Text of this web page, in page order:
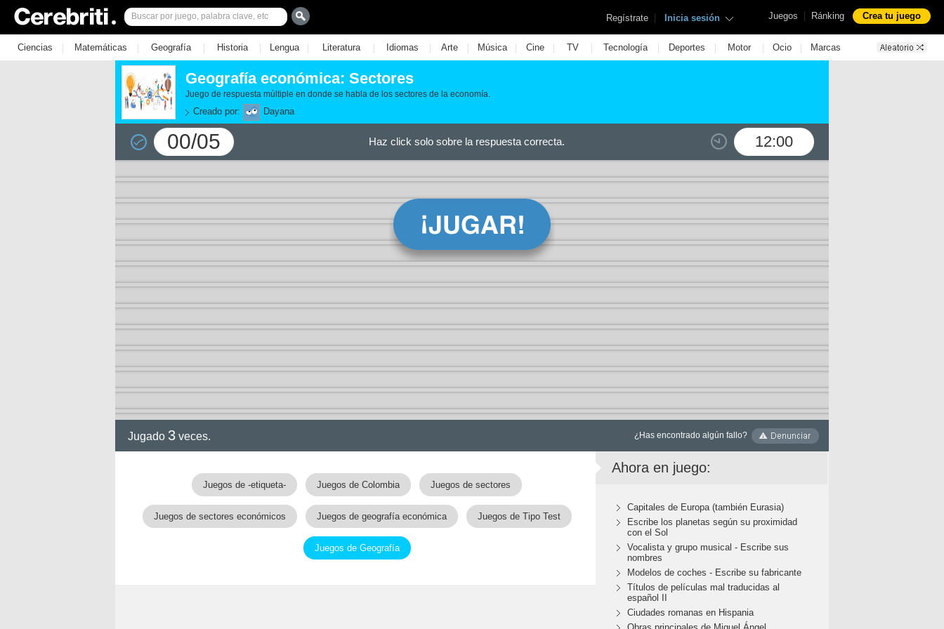
Juegos | Ránking Crea tu juego
Regístrate | Inicia sesión
Ciencias | Matemáticas | Geografía | Historia | Lengua | Literatura | Idiomas | Arte | Música | Cine | TV | Tecnología | Deportes | Motor | Ocio | Marcas
Geografía económica: Sectores
Juego de respuesta mùltiple en donde se habla de los sectores de la economía.
Creado por: Dayana
00/05 12:00
Haz click solo sobre la respuesta correcta.
Jugado 3 veces. ¿Has encontrado algún fallo?
Juegos de -etiqueta- Juegos de Colombia Juegos de sectores
Juegos de sectores económicos Juegos de geografía económica Juegos de Tipo Test
Juegos de Geografía
Ahora en juego:
Capitales de Europa (también Eurasia)
Escribe los planetas según su proximidad
con el Sol
Vocalista y grupo musical - Escribe sus
nombres
Modelos de coches - Escribe su fabricante
Títulos de películas mal traducidas al
español II
Ciudades romanas en Hispania